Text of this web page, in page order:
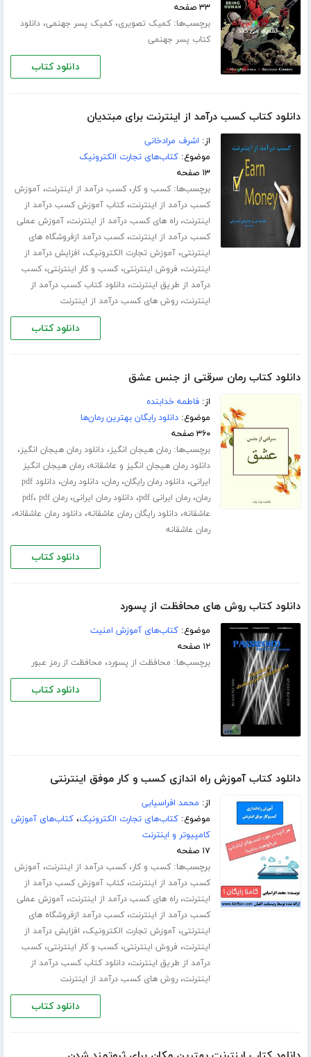
۳۳ صفحه
برچسب‌ها:کمیک تصویری،کمیک پسر جهنمی،دانلود
کتاب پسر جهنمی
دانلود کتاب
دانلود کتاب کسب درآمد از اینترنت برای مبتدیان
از: اشرف مرادخانی
موضوع:کتاب‌های تجارت الکترونیک
۱۳ صفحه
برچسب‌ها:کسب و کار،کسب درآمد از اینترنت،آموزش
کسب درآمد از اینترنت،کتاب آموزش کسب درآمد از
اینترنت،راه های کسب درآمد از اینترنت،آموزش عملی
کسب درآمد از اینترنت،کسب درآمد ازفروشگاه های
اینترنتی،آموزش تجارت الکترونیک، افزایش درآمد از
اینترنت، فروش اینترنتی،کسب و کار اینترنتی،کسب
درآمد از طریق اینترنت،دانلود کتاب کسب درآمد از
اینترنت،روش های کسب درآمد از اینترنت
دانلود کتاب
دانلود کتاب رمان سرقتی از جنس عشق
از:فاطمه خدابنده
موضوع:دانلود رایگان بهترین رمان‌ها
۳۶۰ صفحه
برچسب‌ها:رمان هیجان انگیز،دانلود رمان هیجان انگیز،
دانلود رمان هیجان انگیز و عاشقانه،رمان هیجان انگیز
ایرانی،دانلود رمان رایگان،رمان،دانلود رمان،
دانلود pdf
رمان،رمان ایرانی pdf ،دانلود رمان ایرانی،رمان pdf ، pdf
عاشقانه،دانلود رایگان رمان عاشقانه،دانلود رمان عاشقانه،
رمان عاشقانه
دانلود کتاب
دانلود کتاب روش های محافظت از پسورد
موضوع:کتاب‌های آموزش امنیت
۱۲ صفحه
برچسب‌ها: محافظت از پسورد، محافظت از رمز عبور
دانلود کتاب
دانلود کتاب آموزش راه اندازی کسب و کار موفق اینترنتی
از: محمد افراسیابی
موضوع:کتاب‌های تجارت الکترونیک،کتاب‌های آموزش
کامپیوتر و اینترنت
۱۷ صفحه
برچسب‌ها:کسب و کار،کسب درآمد از اینترنت،آموزش
کسب درآمد از اینترنت،کتاب آموزش کسب درآمد از
اینترنت،راه های کسب درآمد از اینترنت،آموزش عملی
کسب درآمد از اینترنت،کسب درآمد ازفروشگاه های
اینترنتی،آموزش تجارت الکترونیک، افزایش درآمد از
اینترنت، فروش اینترنتی،کسب و کار اینترنتی،کسب
درآمد از طریق اینترنت،دانلود کتاب کسب درآمد از
اینترنت،روش های کسب درآمد از اینترنت
دانلود کتاب